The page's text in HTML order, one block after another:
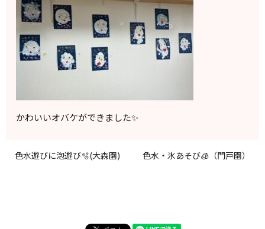
かわいいオバケができました✨
色水遊びに泡遊び🫧(大森園) 色水・氷あそび🧊（門戸園）